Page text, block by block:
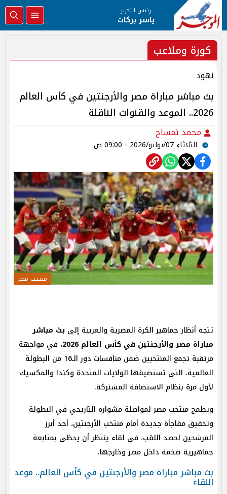
رئيس التحرير
ياسر بركات
كورة وملاعب
نهود
بث مباشر مباراة مصر والأرجنتين في كأس العالم
2026.. الموعد والقنوات الناقلة
محمد تمساح
الثلاثاء 07/يوليو/2026 - 09:00 ص
منتخب مصر
تتجه أنظار جماهير الكرة المصرية والعربية إلى بث مباشر
مباراة مصر والأرجنتين في كأس العالم 2026
، في مواجهة
مرتقبة تجمع المنتخبين ضمن منافسات دور الـ16 من البطولة
العالمية، التي تستضيفها الولايات المتحدة وكندا والمكسيك
لأول مرة بنظام الاستضافة المشتركة.
ويطمح منتخب مصر لمواصلة مشواره التاريخي في البطولة
وتحقيق مفاجأة جديدة أمام منتخب الأرجنتين، أحد أبرز
المرشحين لحصد اللقب، في لقاء ينتظر أن يحظى بمتابعة
جماهيرية ضخمة داخل مصر وخارجها.
بث مباشر مباراة مصر والأرجنتين في كأس العالم.. موعد
اللقاء